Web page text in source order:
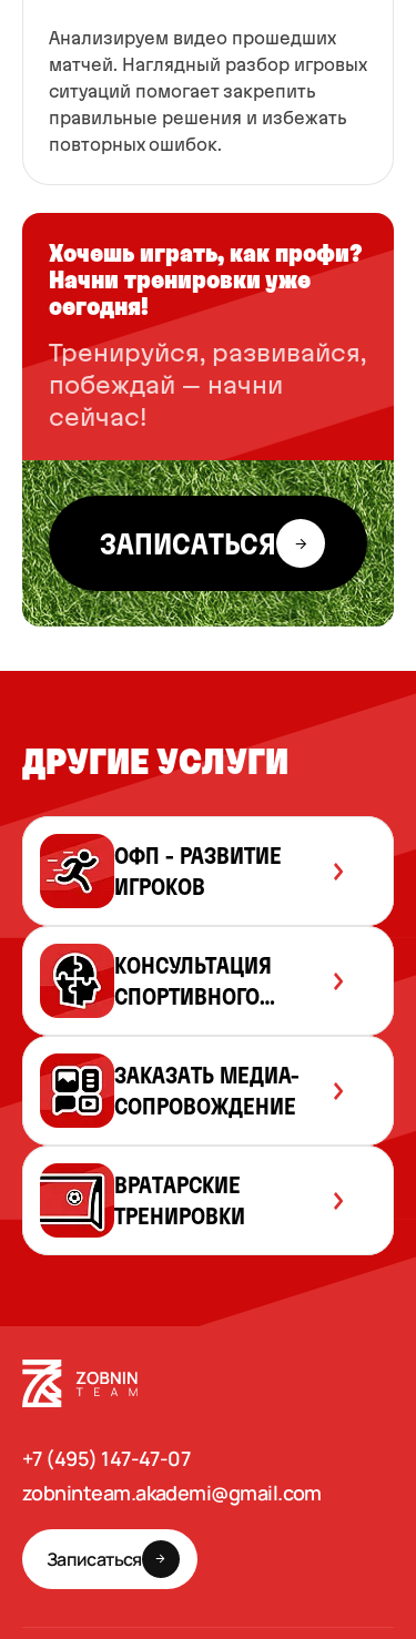
Анализируем видео прошедших
матчей. Наглядный разбор игровых
ситуаций помогает закрепить
правильные решения и избежать
повторных ошибок.
Хочешь играть, как профи?
Начни тренировки уже
сегодня!
Тренируйся, развивайся,
побеждай – начни
сейчас!
ЗАПИСАТЬСЯ
ДРУГИЕ УСЛУГИ
ОФП - РАЗВИТИЕ
ИГРОКОВ
КОНСУЛЬТАЦИЯ
СПОРТИВНОГО
ЗАКАЗАТЬ МЕДИА-
СОПРОВОЖДЕНИЕ
ВРАТАРСКИЕ
ТРЕНИРОВКИ
+7 (495) 147-47-07
zobninteam.akademi@gmail.com
Записаться